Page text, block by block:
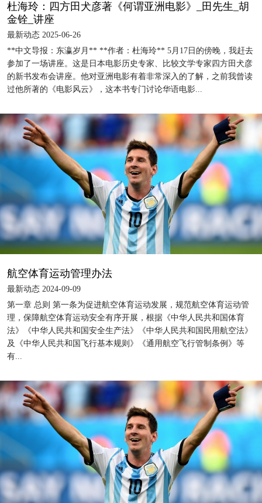
杜海玲：四方田犬彦著《何谓亚洲电影》_田先生_胡
金铨_讲座
最新动态 2025-06-26
**中文导报：东瀛岁月** **作者：杜海玲** 5月17日的傍晚，我赶去
参加了一场讲座。这是日本电影历史专家、比较文学专家四方田犬彦
的新书发布会讲座。他对亚洲电影有着非常深入的了解，之前我曾读
过他所著的《电影风云》，这本书专门讨论华语电影...
航空体育运动管理办法
最新动态 2024-09-09
第一章 总则 第一条为促进航空体育运动发展，规范航空体育运动管
理，保障航空体育运动安全有序开展，根据《中华人民共和国体育
法》《中华人民共和国安全生产法》《中华人民共和国民用航空法》
及《中华人民共和国飞行基本规则》《通用航空飞行管制条例》等
有...